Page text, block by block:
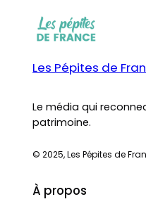
Les Pépites de
Le média qui
patrimoine.
© 2025, Les Pépites de
À propos